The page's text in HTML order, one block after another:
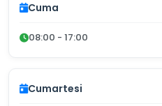
Cuma
08:00 - 17:00
Cumartesi